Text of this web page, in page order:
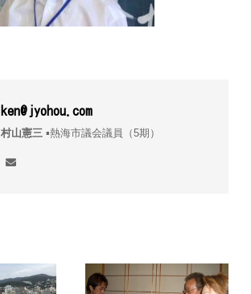
ken@jyohou.com
村山憲三▪︎熱海市議会議員（5期）